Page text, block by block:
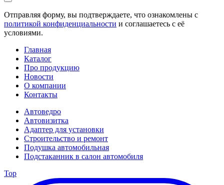
Отправляя форму, вы подтверждаете, что ознакомлены с
политикой конфиденциальности и соглашаетесь с её
условиями.
Главная
Каталог
Про продукцию
Новости
О компании
Контакты
Автоведро
Автовизитка
Адаптер для установки
Строительство и ремонт
Подушка автомобильная
Подстаканник в салон автомобиля
Top